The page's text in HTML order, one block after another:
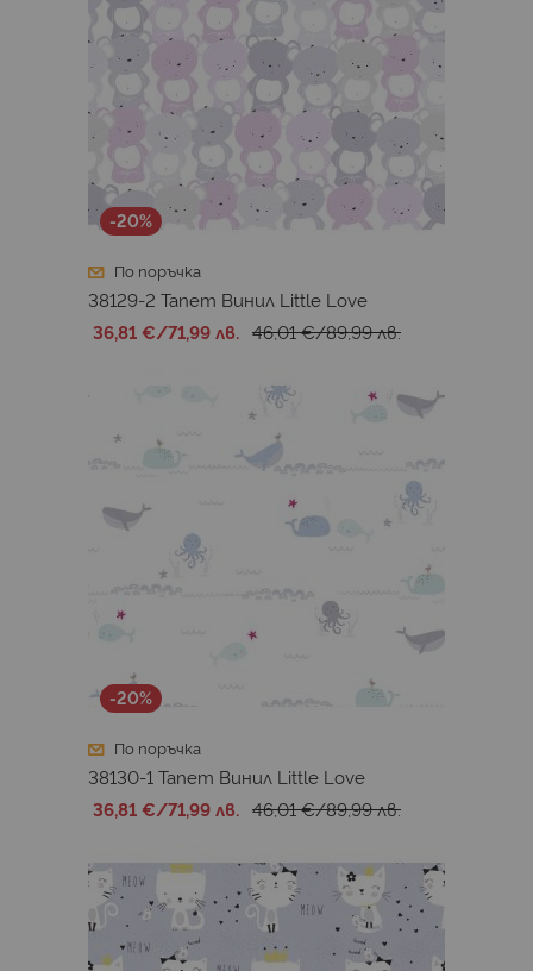
-20%
По поръчка
38129-2 Тапет Винил Little Love
36,81 €/71,99 лв. 46,01 €/89,99 лв.
-20%
По поръчка
38130-1 Тапет Винил Little Love
36,81 €/71,99 лв. 46,01 €/89,99 лв.